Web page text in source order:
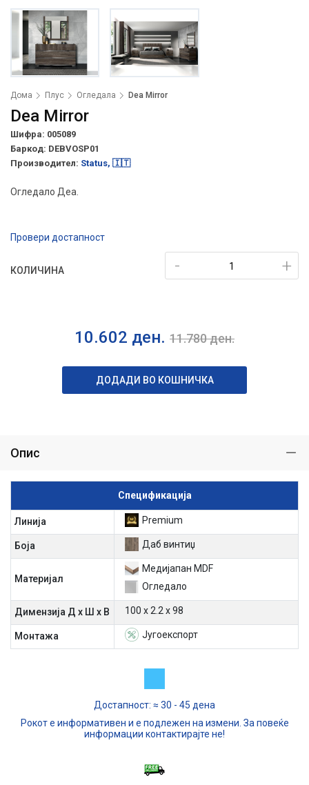
Дома Плус Огледала Dea Mirror
Dea Mirror
Шифра: 005089
Баркод: DEBVOSP01
Производител: Status, 🇮🇹
Огледало Деа.
Провери достапност
КОЛИЧИНА +
-
10.602 ден. 11.780ден.
ДОДАДИ ВО КОШНИЧКА
Опис
Спецификација
Линија Premium
Боја Даб винтиџ
Материјал
Медијапан MDF
Огледало
Димензија Д х Ш х В 100 х 2.2 х 98
Mонтажа Југоекспорт
Достапност: ≈ 30 - 45 дена
Рокот е информативен и е подлежен на измени. За повеќе
информации контактирајте не!